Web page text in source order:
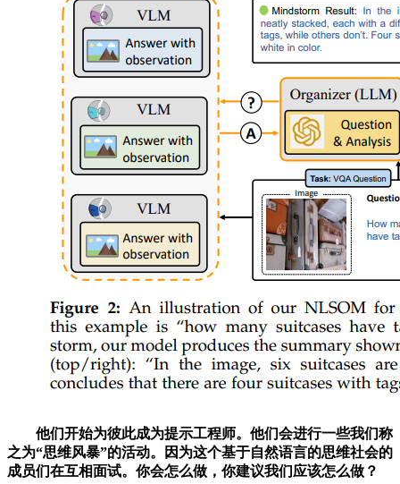
他们开始为彼此成为提示工程师。他们会进行一些我们称
之为“思维风暴”的活动。因为这个基于自然语言的思维社会的
成员们在互相面试。你会怎么做，你建议我们应该怎么做？